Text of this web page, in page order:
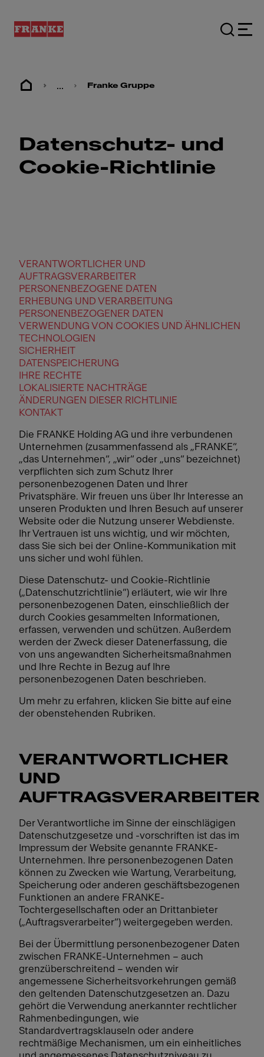
... Franke Gruppe
Datenschutz- und
Cookie-Richtlinie
VERANTWORTLICHER UND
AUFTRAGSVERARBEITER
PERSONENBEZOGENE DATEN
ERHEBUNG UND VERARBEITUNG
PERSONENBEZOGENER DATEN
VERWENDUNG VON COOKIES UND ÄHNLICHEN
TECHNOLOGIEN
SICHERHEIT
DATENSPEICHERUNG
IHRE RECHTE
LOKALISIERTE NACHTRÄGE
ÄNDERUNGEN DIESER RICHTLINIE
KONTAKT
Die FRANKE Holding AG und ihre verbundenen
Unternehmen (zusammenfassend als „FRANKE“,
„das Unternehmen“, „wir“ oder „uns“ bezeichnet)
verpflichten sich zum Schutz Ihrer
personenbezogenen Daten und Ihrer
Privatsphäre. Wir freuen uns über Ihr Interesse an
unseren Produkten und Ihren Besuch auf unserer
Website oder die Nutzung unserer Webdienste.
Ihr Vertrauen ist uns wichtig, und wir möchten,
dass Sie sich bei der Online-Kommunikation mit
uns sicher und wohl fühlen.
Diese Datenschutz- und Cookie-Richtlinie
(„Datenschutzrichtlinie“) erläutert, wie wir Ihre
personenbezogenen Daten, einschließlich der
durch Cookies gesammelten Informationen,
erfassen, verwenden und schützen. Außerdem
werden der Zweck dieser Datenerfassung, die
von uns angewandten Sicherheitsmaßnahmen
und Ihre Rechte in Bezug auf Ihre
personenbezogenen Daten beschrieben.
Um mehr zu erfahren, klicken Sie bitte auf eine
der obenstehenden Rubriken.
VERANTWORTLICHER
UND
AUFTRAGSVERARBEITER
Der Verantwortliche im Sinne der einschlägigen
Datenschutzgesetze und -vorschriften ist das im
Impressum der Website genannte FRANKE-
Unternehmen. Ihre personenbezogenen Daten
können zu Zwecken wie Wartung, Verarbeitung,
Speicherung oder anderen geschäftsbezogenen
Funktionen an andere FRANKE-
Tochtergesellschaften oder an Drittanbieter
(„Auftragsverarbeiter“) weitergegeben werden.
Bei der Übermittlung personenbezogener Daten
zwischen FRANKE-Unternehmen – auch
grenzüberschreitend – wenden wir
angemessene Sicherheitsvorkehrungen gemäß
den geltenden Datenschutzgesetzen an. Dazu
gehört die Verwendung anerkannter rechtlicher
Rahmenbedingungen, wie
Standardvertragsklauseln oder andere
rechtmäßige Mechanismen, um ein einheitliches